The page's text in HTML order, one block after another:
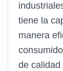
tiene la
manera
de